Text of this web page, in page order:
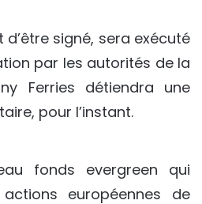
signé, sera exécuté
par les autorités de la
Ferries détiendra une
pour l’instant.
fonds evergreen qui
européennes de